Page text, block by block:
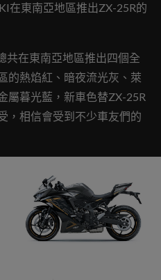
在東南亞地區推出ZX-25R的
共在東南亞地區推出四個全
的熱焰紅、暗夜流光灰、萊
屬暮光藍，新車色替ZX-25R
，相信會受到不少車友們的